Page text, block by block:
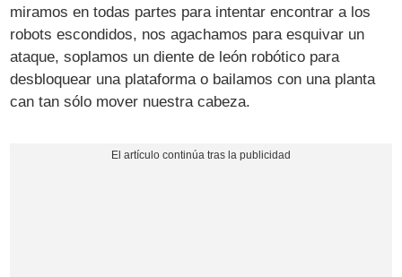
miramos en todas partes para intentar encontrar a los
robots escondidos, nos agachamos para esquivar un
ataque, soplamos un diente de león robótico para
desbloquear una plataforma o bailamos con una planta
can tan sólo mover nuestra cabeza.